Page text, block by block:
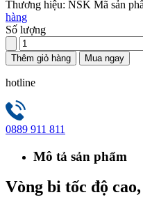
Thương hiệu: NSK Mã sản
hàng
Số lượng
Thêm giỏ hàng Mua ngay
hotline
0889 911 811
Mô tả sản phẩm
Vòng bi tốc độ